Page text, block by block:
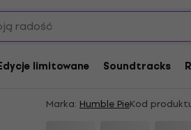
limitowane Soundtracks
Humble Pie -
Marbled Coloured)
Marka: Humble PieKod